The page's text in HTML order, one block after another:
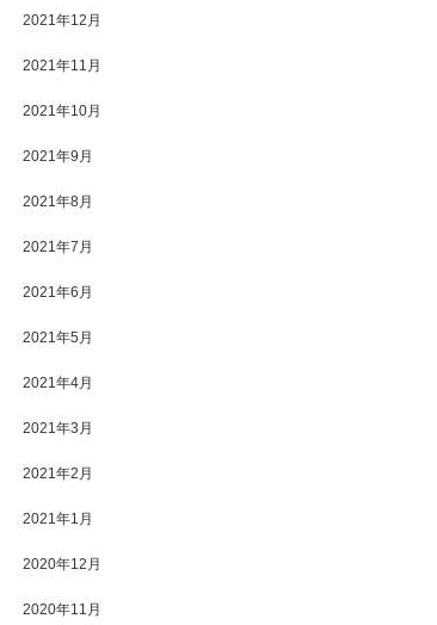
2021年12月
2021年11月
2021年10月
2021年9月
2021年8月
2021年7月
2021年6月
2021年5月
2021年4月
2021年3月
2021年2月
2021年1月
2020年12月
2020年11月